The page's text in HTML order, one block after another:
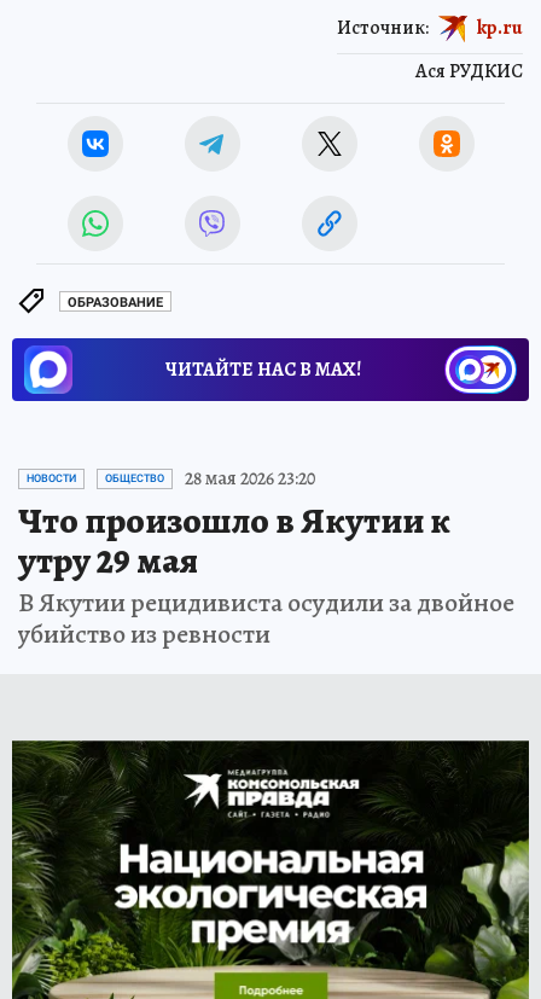
Ася РУДКИС
Источник: kp.ru
ОБРАЗОВАНИЕ
ЧИТАЙТЕ НАС В МАХ!
НОВОСТИ ОБЩЕСТВО 28 мая 2026 23:20
Что произошло в Якутии к
утру 29 мая
В Якутии рецидивиста осудили за двойное
убийство из ревности